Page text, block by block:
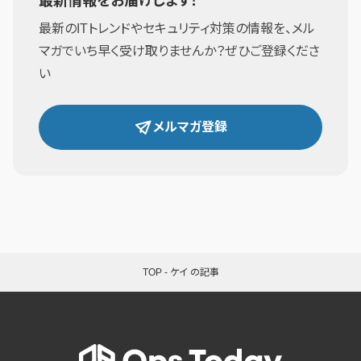
最新のITトレンドやセキュリティ対策の情報を、メル
マガでいち早く受け取りませんか？ぜひご登録くださ
い
メルマガ登録
TOP- ケイ の記事